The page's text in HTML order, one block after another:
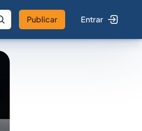
Publicar Entrar